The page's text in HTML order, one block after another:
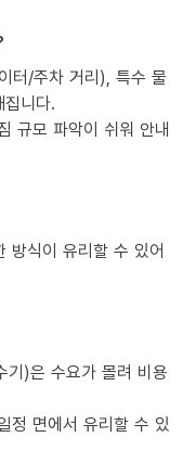
터/주차 거리), 특수 물
니다.
규모 파악이 쉬워 안내
방식이 유리할 수 있어
)은 수요가 몰려 비용
정 면에서 유리할 수 있